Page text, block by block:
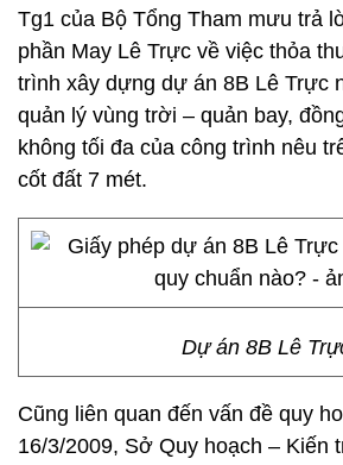
Tg1 của Bộ Tổng Tham mưu trả
phần May Lê Trực về việc thỏa
trình xây dựng dự án 8B Lê Trực
quản lý vùng trời – quản bay,
không tối đa của công trình nêu
cốt đất 7 mét.
Dự án 8B Lê
Cũng liên quan đến vấn đề quy
16/3/2009, Sở Quy hoạch – Kiến